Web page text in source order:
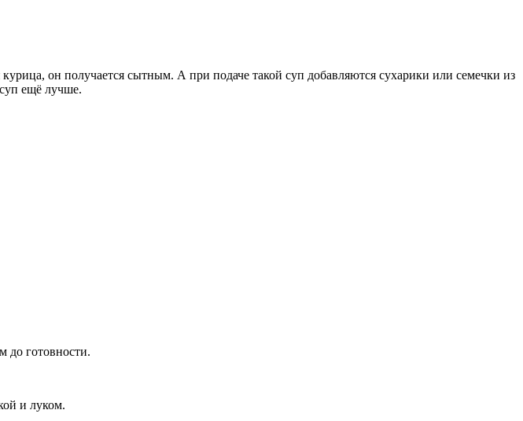
он получается сытным. А при подаче такой суп добавляются сухарики или семечки из
ещё лучше.
до готовности.
и луком.